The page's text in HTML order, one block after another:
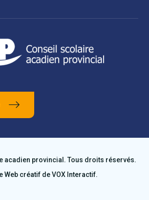
acadien provincial. Tous droits réservés.
Web créatif deVOX Interactif.